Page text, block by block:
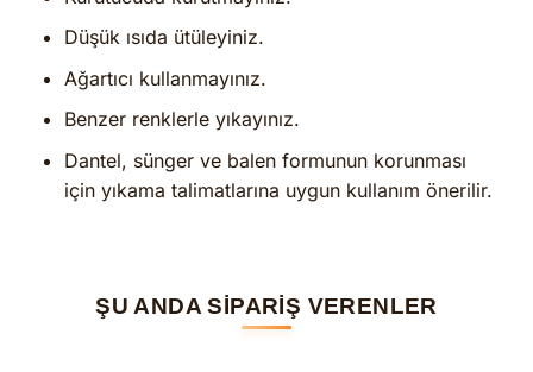
Düşük ısıda ütüleyiniz.
Ağartıcı kullanmayınız.
Benzer renklerle yıkayınız.
Dantel, sünger ve balen formunun korunması
için yıkama talimatlarına uygun kullanım önerilir.
ŞU ANDA SİPARİŞ VERENLER